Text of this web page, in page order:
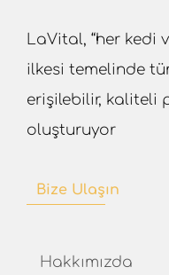
LaVital, “her kedi
ilkesi temelinde
erişilebilir, kaliteli
oluşturuyor
Hakkımızda
Bize Ulaşın